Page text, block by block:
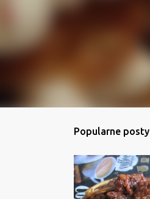
Popularne posty